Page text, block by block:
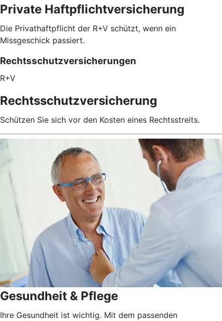
Private Haftpflichtversicherung
Die Privathaftpflicht der R+V schützt, wenn ein
Missgeschick passiert.
Rechtsschutzversicherungen
R+V
Rechtsschutzversicherung
Schützen Sie sich vor den Kosten eines Rechtsstreits.
Gesundheit & Pflege
Ihre Gesundheit ist wichtig. Mit dem passenden